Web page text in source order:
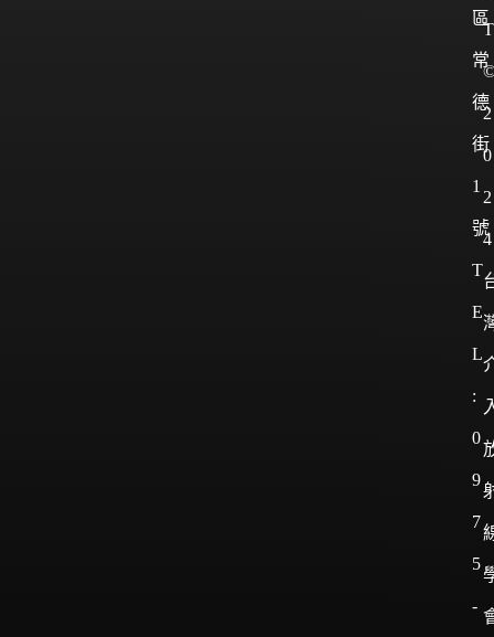
區
常
德
街
1
號
T
E
L
:
0
9
7
5
-
T
2
0
2
4